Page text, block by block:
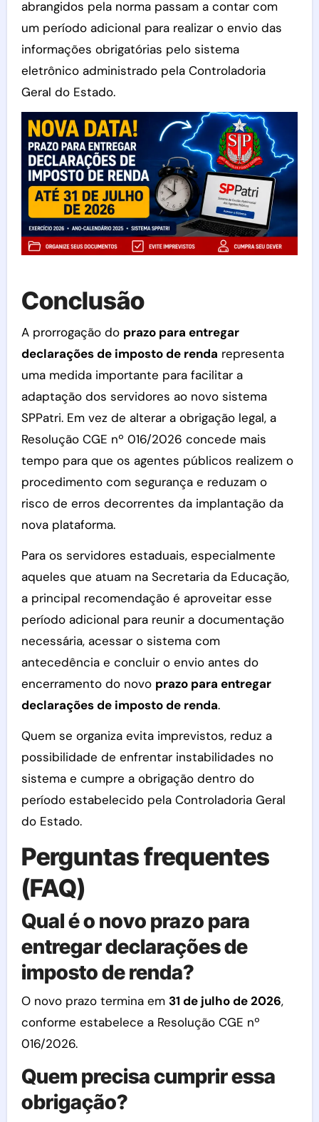
abrangidos pela norma passam a contar com
um período adicional para realizar o envio das
informações obrigatórias pelo sistema
eletrônico administrado pela Controladoria
Geral do Estado.
Conclusão
A prorrogação do prazo para entregar
declarações de imposto de renda representa
uma medida importante para facilitar a
adaptação dos servidores ao novo sistema
SPPatri. Em vez de alterar a obrigação legal, a
Resolução CGE nº 016/2026 concede mais
tempo para que os agentes públicos realizem o
procedimento com segurança e reduzam o
risco de erros decorrentes da implantação da
nova plataforma.
Para os servidores estaduais, especialmente
aqueles que atuam na Secretaria da Educação,
a principal recomendação é aproveitar esse
período adicional para reunir a documentação
necessária, acessar o sistema com
antecedência e concluir o envio antes do
encerramento do novo prazo para entregar
declarações de imposto de renda.
Quem se organiza evita imprevistos, reduz a
possibilidade de enfrentar instabilidades no
sistema e cumpre a obrigação dentro do
período estabelecido pela Controladoria Geral
do Estado.
Perguntas frequentes
(FAQ)
Qual é o novo prazo para
entregar declarações de
imposto de renda?
O novo prazo termina em 31 de julho de 2026,
conforme estabelece a Resolução CGE nº
016/2026.
Quem precisa cumprir essa
obrigação?